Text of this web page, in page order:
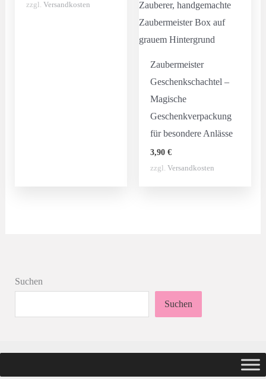
war: ist:
zzgl. Versandkosten
Zaubermeister
Geschenkschachtel –
Magische
Geschenkverpackung
für besondere Anlässe
3,90€
zzgl.Versandkosten
Suchen
Suchen